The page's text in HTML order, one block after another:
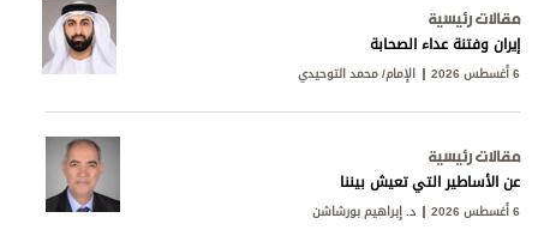
مقالات رئيسية
إيران وفتنة عداء الصحابة
6 أغسطس 2026 الإمام/ محمد التوحيدي
مقالات رئيسية
عن الأساطير التي تعيش بيننا
6 أغسطس 2026 د. إبراهيم بورشاشن